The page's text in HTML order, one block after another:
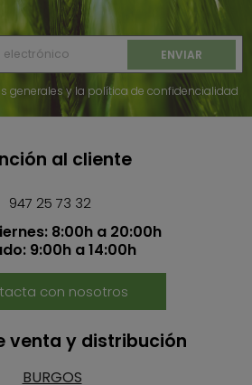
generales y la política de confidencialidad
al cliente
947 25 73 32
8:00h a 20:00h
9:00h a 14:00h
con nosotros
venta y distribución
BURGOS